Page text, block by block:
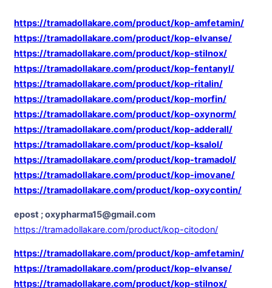
https://tramadollakare.com/product/kop-amfetamin/
https://tramadollakare.com/product/kop-elvanse/
https://tramadollakare.com/product/kop-stilnox/
https://tramadollakare.com/product/kop-fentanyl/
https://tramadollakare.com/product/kop-ritalin/
https://tramadollakare.com/product/kop-morfin/
https://tramadollakare.com/product/kop-oxynorm/
https://tramadollakare.com/product/kop-adderall/
https://tramadollakare.com/product/kop-ksalol/
https://tramadollakare.com/product/kop-tramadol/
https://tramadollakare.com/product/kop-imovane/
https://tramadollakare.com/product/kop-oxycontin/
epost ; oxypharma15@gmail.com
https://tramadollakare.com/product/kop-citodon/
https://tramadollakare.com/product/kop-amfetamin/
https://tramadollakare.com/product/kop-elvanse/
https://tramadollakare.com/product/kop-stilnox/